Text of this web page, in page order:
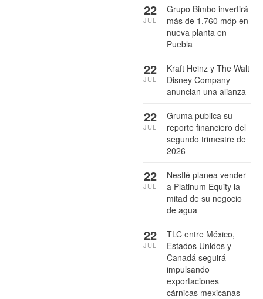
Grupo Bimbo invertirá
más de 1,760 mdp en
nueva planta en
Puebla
22
JUL
Kraft Heinz y The Walt
Disney Company
anuncian una alianza
22
JUL
Gruma publica su
reporte financiero del
segundo trimestre de
2026
22
JUL
Nestlé planea vender
a Platinum Equity la
mitad de su negocio
de agua
22
JUL
TLC entre México,
Estados Unidos y
Canadá seguirá
impulsando
exportaciones
cárnicas mexicanas
22
JUL